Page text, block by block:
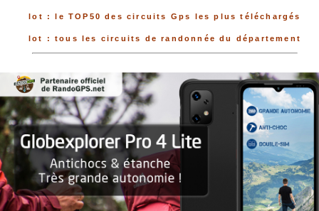
lot : le TOP50 des circuits Gps les plus téléchargés
lot : tous les circuits de randonnée du département